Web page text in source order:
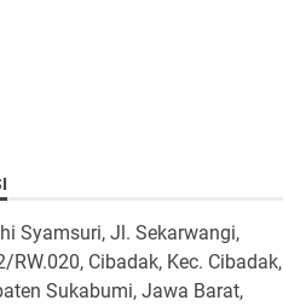
Syamsuri, Jl. Sekarwangi,
RW.020, Cibadak, Kec. Cibadak,
Sukabumi, Jawa Barat,